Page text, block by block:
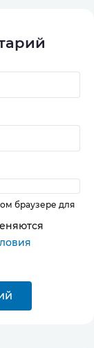
браузере для